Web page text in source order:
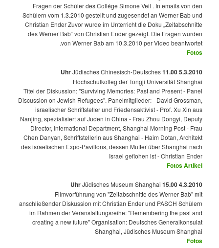
Fragen der Schüler des Collége Simone Veil . In emails von den
Schülern vom 1.3.2010 gestellt und zugesendet an Werner Bab und
Christian Ender Zuvor wurde im Unterricht die Doku „Zeitabschnitte
des Werner Bab“ von Christian Ender gezeigt. Die Fragen wurden
von Werner Bab am 10.3.2010 per Video beantwortet.
Fotos
5.3.2010 11.00 Uhr
Jüdisches Chinesisch-Deutsches
Hochschulkolleg der Tongji Universität Shanghai
Titel der Diskussion: "Surviving Memories: Past and Present - Panel
Discussion on Jewish Refugees". Panelmitglieder: - David Grossman,
israelischer Schriftsteller und Friedensaktivist - Prof. Xu Xin aus
Nanjing, spezialisiert auf Juden in China - Frau Zhou Dongyi, Deputy
Director, International Department, Shanghai Morning Post - Frau
Chen Danyan, Schriftstellerin aus Shanghai - Haim Dotan, Architekt
des israelischen Expo-Pavillons, dessen Mutter über Shanghai nach
Israel geflohen ist - Christian Ender
FotosArtikel
4.3.2010 15.00 Uhr
Jüdisches Museum Shanghai
Filmvorführung von "Zeitabschnitte des Werner Bab" mit
anschließender Diskussion mit Christian Ender und PASCH Schülern
im Rahmen der Veranstaltungsreihe: "Remembering the past and
creating a new future" Organisation: Deutsches Generalkonsulat
Shanghai, Jüdisches Museum Shanghai
Fotos